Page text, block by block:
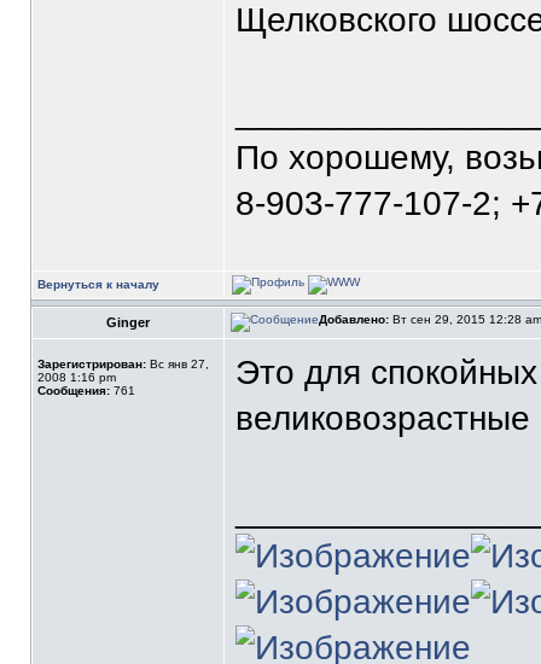
Щелковского
По хорошему,
8-903-777-107-2;
Вернуться к началу
Ginger Добавлено: Вт сен 29, 2015 12:28
Зарегистрирован: Вс янв 27,
2008 1:16 pm
Сообщения: 761
Это для